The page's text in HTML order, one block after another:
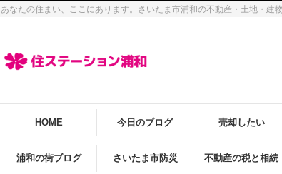
あなたの住まい、ここにあります。さいたま市浦和の不動産・土地・建
HOME 今日のブログ 売却したい
浦和の街ブログ さいたま市防災 不動産の税と相続